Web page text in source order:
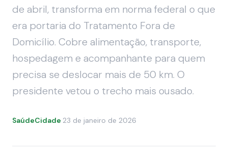
de abril, transforma em norma federal o que
era portaria do Tratamento Fora de
Domicílio. Cobre alimentação, transporte,
hospedagem e acompanhante para quem
precisa se deslocar mais de 50 km. O
presidente vetou o trecho mais ousado.
SaúdeCidade·23 de janeiro de 2026